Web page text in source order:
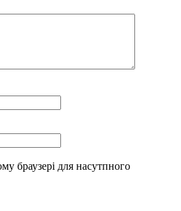
браузері для насутпного